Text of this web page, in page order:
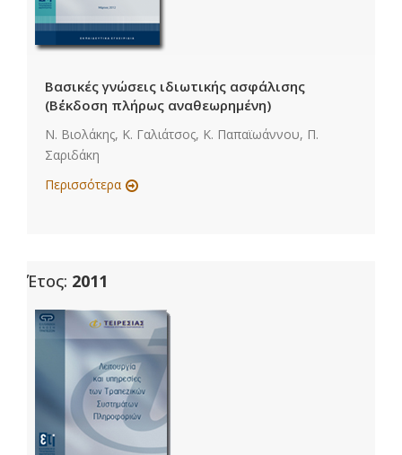
Βασικές γνώσεις ιδιωτικής ασφάλισης
(Β΄έκδοση πλήρως αναθεωρημένη)
Ν. Βιολάκης, Κ. Γαλιάτσος, Κ. Παπαϊωάννου, Π.
Σαριδάκη
Περισσότερα
Έτος: 2011